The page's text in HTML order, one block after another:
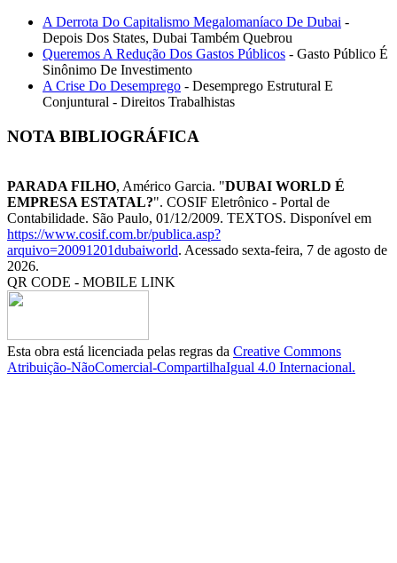
A Derrota Do Capitalismo Megalomaníaco De Dubai -
Depois Dos States, Dubai Também Quebrou
Queremos A Redução Dos Gastos Públicos - Gasto Público É
Sinônimo De Investimento
A Crise Do Desemprego - Desemprego Estrutural E
Conjuntural - Direitos Trabalhistas
NOTA BIBLIOGRÁFICA
PARADA FILHO, Américo Garcia. "DUBAI WORLD É
EMPRESA ESTATAL?". COSIF Eletrônico - Portal de
Contabilidade. São Paulo, 01/12/2009. TEXTOS. Disponível em
https://www.cosif.com.br/publica.asp?
arquivo=20091201dubaiworld. Acessado sexta-feira, 7 de agosto de
2026.
QR CODE - MOBILE LINK
Esta obra está licenciada pelas regras da Creative Commons
Atribuição-NãoComercial-CompartilhaIgual 4.0 Internacional.